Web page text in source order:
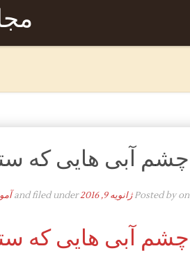
چشم آبی هایی که
Posted byon ژانویه 9, 2016 and filed under
چشم آبی هایی که